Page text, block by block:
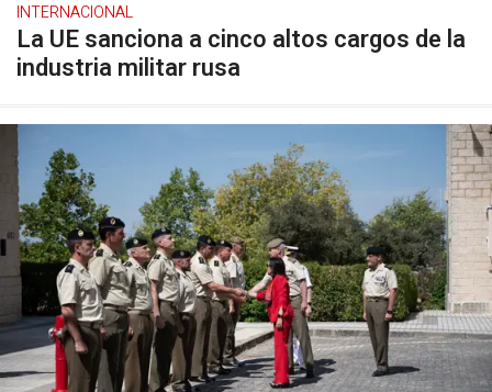
INTERNACIONAL
La UE sanciona a cinco altos cargos de la
industria militar rusa